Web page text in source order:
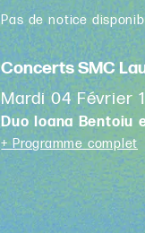
Pas de notice
Concerts SMC
Mardi 04 Février
Duo Ioana Bentoiu
+ Programme complet